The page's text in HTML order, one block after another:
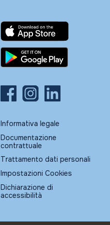
Informativa legale
Documentazione
contrattuale
Trattamento dati personali
Impostazioni Cookies
Dichiarazione di
accessibilità